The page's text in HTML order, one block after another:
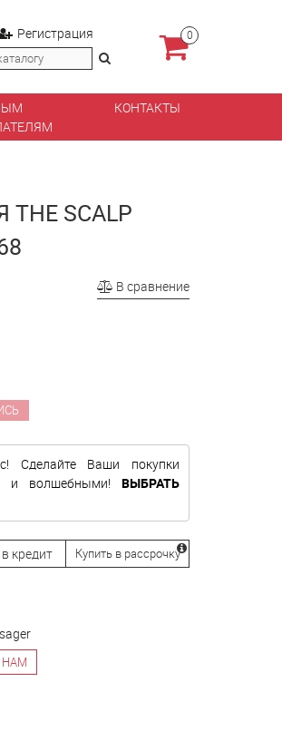
Регистрация 0
КОНТАКТЫ
SCALP
В сравнение
Сделайте Ваши покупки
и волшебными! ВЫБРАТЬ
кредит Купить в рассрочку
НАМ